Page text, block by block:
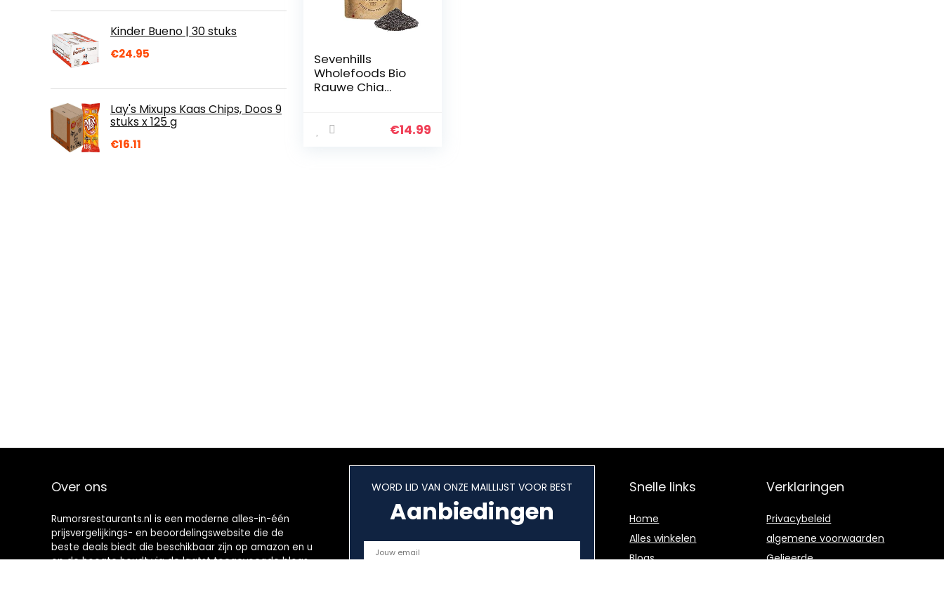
Kinder Bueno | 30 stuks
€24.95
Lay's Mixups Kaas Chips, Doos 9
stuks x 125 g
€16.11
Sevenhills
Wholefoods Bio
Rauwe Chia
€14.99
Over ons
Rumorsrestaurants.nl is een moderne alles-in-één
prijsvergelijkings- en beoordelingswebsite die de
beste deals biedt die beschikbaar zijn op amazon en u
op de hoogte houdt via de laatst toegevoegde blogs.
WORD LID VAN ONZE MAILLIJST VOOR BEST
Aanbiedingen
Snelle links
Home
Alles winkelen
Blogs
Verklaringen
Privacybeleid
algemene voorwaarden
Gelieerde